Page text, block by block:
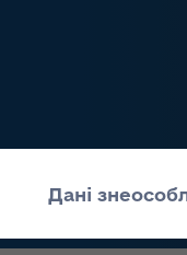
Прес-центр